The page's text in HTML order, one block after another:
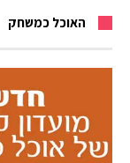
האוכל כמשחק